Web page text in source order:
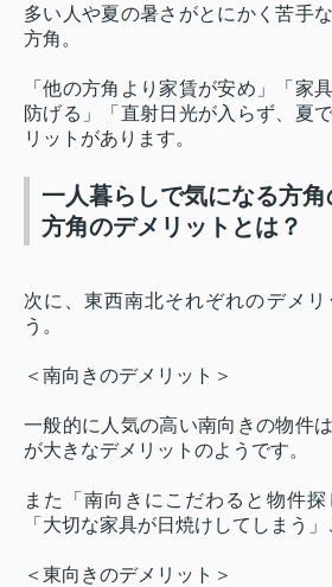
多い人や夏の暑さがとにかく苦手
方角。
「他の方角より家賃が安め」「家
防げる」「直射日光が入らず、夏
リットがあります。
一人暮らしで気になる方
方角のデメリットとは？
次に、東西南北それぞれのデメリ
う。
＜南向きのデメリット＞
一般的に人気の高い南向きの物件
が大きなデメリットのようです。
また「南向きにこだわると物件探
「大切な家具が日焼けしてしまう」
＜東向きのデメリット＞